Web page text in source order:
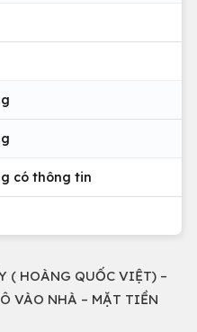
có thông tin
( HOÀNG QUỐC VIỆT) –
VÀO NHÀ – MẶT TIỀN